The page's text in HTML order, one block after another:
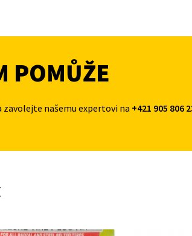
POMŮŽE
našemu expertovi na +421 905 806